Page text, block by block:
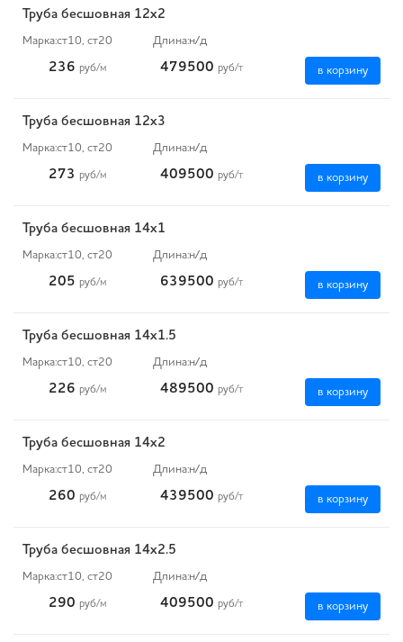
Труба бесшовная 12х2
Марка:ст10, ст20 Длина:н/д
236 руб/м 479500 руб/т в корзину
Труба бесшовная 12х3
Марка:ст10, ст20 Длина:н/д
273 руб/м 409500 руб/т в корзину
Труба бесшовная 14х1
Марка:ст10, ст20 Длина:н/д
205 руб/м 639500 руб/т в корзину
Труба бесшовная 14х1.5
Марка:ст10, ст20 Длина:н/д
226 руб/м 489500 руб/т в корзину
Труба бесшовная 14х2
Марка:ст10, ст20 Длина:н/д
260 руб/м 439500 руб/т в корзину
Труба бесшовная 14х2.5
Марка:ст10, ст20 Длина:н/д
290 руб/м 409500 руб/т в корзину